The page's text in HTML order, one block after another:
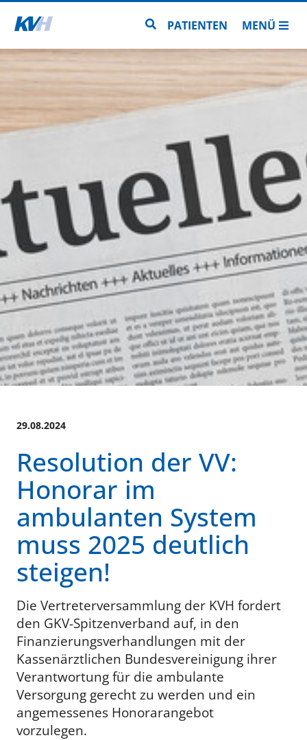
Zur Startseite Zur Seitensuche
PATIENTEN MENÜ
29.08.2024
Resolution der VV:
Honorar im
ambulanten System
muss 2025 deutlich
steigen!
Die Vertreterversammlung der KVH fordert
den GKV-Spitzenverband auf, in den
Finanzierungsverhandlungen mit der
Kassenärztlichen Bundesvereinigung ihrer
Verantwortung für die ambulante
Versorgung gerecht zu werden und ein
angemessenes Honorarangebot
vorzulegen.